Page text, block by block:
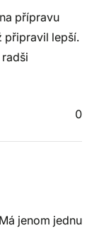
přípravu
připravil lepší.
0
jenom jednu